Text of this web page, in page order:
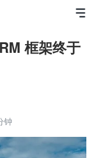
框架终于
钟